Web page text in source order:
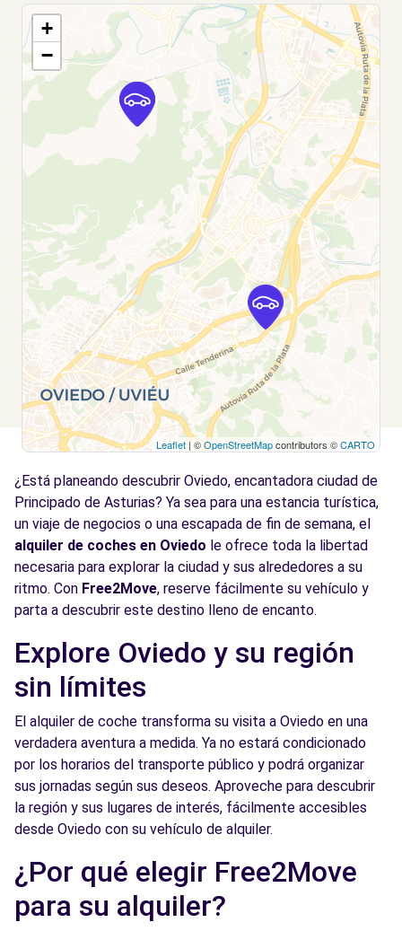
+
−
Leaflet | ©OpenStreetMapcontributors ©CARTO
¿Está planeando descubrir Oviedo, encantadora ciudad de
Principado de Asturias? Ya sea para una estancia turística,
un viaje de negocios o una escapada de fin de semana, el
alquiler de coches en Oviedo le ofrece toda la libertad
necesaria para explorar la ciudad y sus alrededores a su
ritmo. Con Free2Move, reserve fácilmente su vehículo y
parta a descubrir este destino lleno de encanto.
Explore Oviedo y su región
sin límites
El alquiler de coche transforma su visita a Oviedo en una
verdadera aventura a medida. Ya no estará condicionado
por los horarios del transporte público y podrá organizar
sus jornadas según sus deseos. Aproveche para descubrir
la región y sus lugares de interés, fácilmente accesibles
desde Oviedo con su vehículo de alquiler.
¿Por qué elegir Free2Move
para su alquiler?